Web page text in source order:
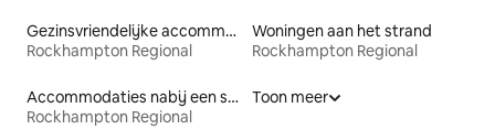
Gezinsvriendelijke accommodaties
Rockhampton Regional
Woningen aan het strand
Rockhampton Regional
Accommodaties nabij een strand
Rockhampton Regional
Toon meer